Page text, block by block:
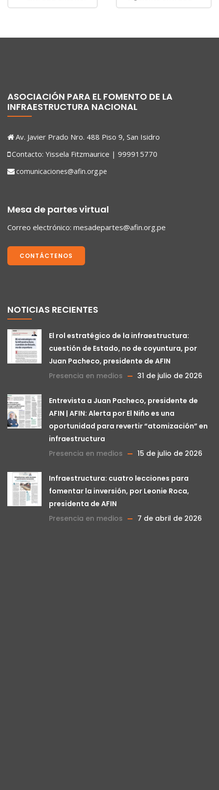
ASOCIACIÓN PARA EL FOMENTO DE LA
INFRAESTRUCTURA NACIONAL
Av. Javier Prado Nro. 488 Piso 9, San Isidro
Contacto: Yissela Fitzmaurice | 999915770
comunicaciones@afin.org.pe
Mesa de partes virtual
Correo electrónico: mesadepartes@afin.org.pe
CONTÁCTENOS
NOTICIAS RECIENTES
El rol estratégico de la infraestructura:
cuestión de Estado, no de coyuntura, por
Juan Pacheco, presidente de AFIN
Presencia en medios
31 de julio de 2026
Entrevista a Juan Pacheco, presidente de
AFIN | AFIN: Alerta por El Niño es una
oportunidad para revertir “atomización” en
infraestructura
Presencia en medios
15 de julio de 2026
Infraestructura: cuatro lecciones para
fomentar la inversión, por Leonie Roca,
presidenta de AFIN
Presencia en medios
7 de abril de 2026